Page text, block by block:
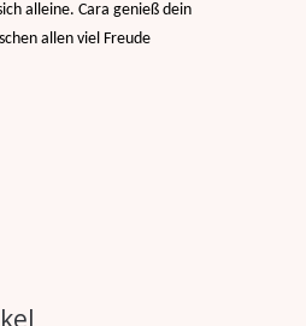
alleine. Cara genieß dein
allen viel Freude